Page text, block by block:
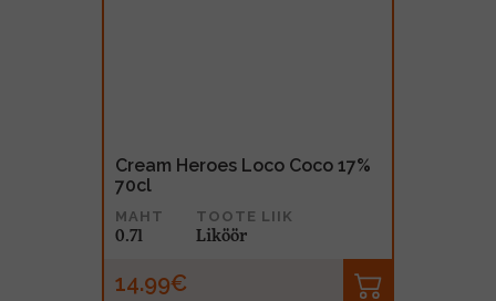
Cream Heroes Loco Coco 17%
70cl
MAHT
0.7l
TOOTE LIIK
Liköör
14.99€